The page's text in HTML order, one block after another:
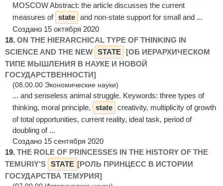
MOSCOW Abstract: the article discusses the current
measures of state and non-state support for small and ...
Создано 15 октября 2020
18. ON THE HIERARCHICAL TYPE OF THINKING IN
SCIENCE AND THE NEW STATE [ОБ ИЕРАРХИЧЕСКОМ
ТИПЕ МЫШЛЕНИЯ В НАУКЕ И НОВОЙ
ГОСУДАРСТВЕННОСТИ]
(08.00.00 Экономические науки)
... and senseless animal struggle. Keywords: three types of
thinking, moral principle,
state creativity, multiplicity of growth
of total opportunities, current reality, ideal task, period of
doubling of ...
Создано 15 сентября 2020
19. THE ROLE OF PRINCESSES IN THE HISTORY OF THE
TEMURIY’S STATE [РОЛЬ ПРИНЦЕСС В ИСТОРИИ
ГОСУДАРСТВА ТЕМУРИЯ]